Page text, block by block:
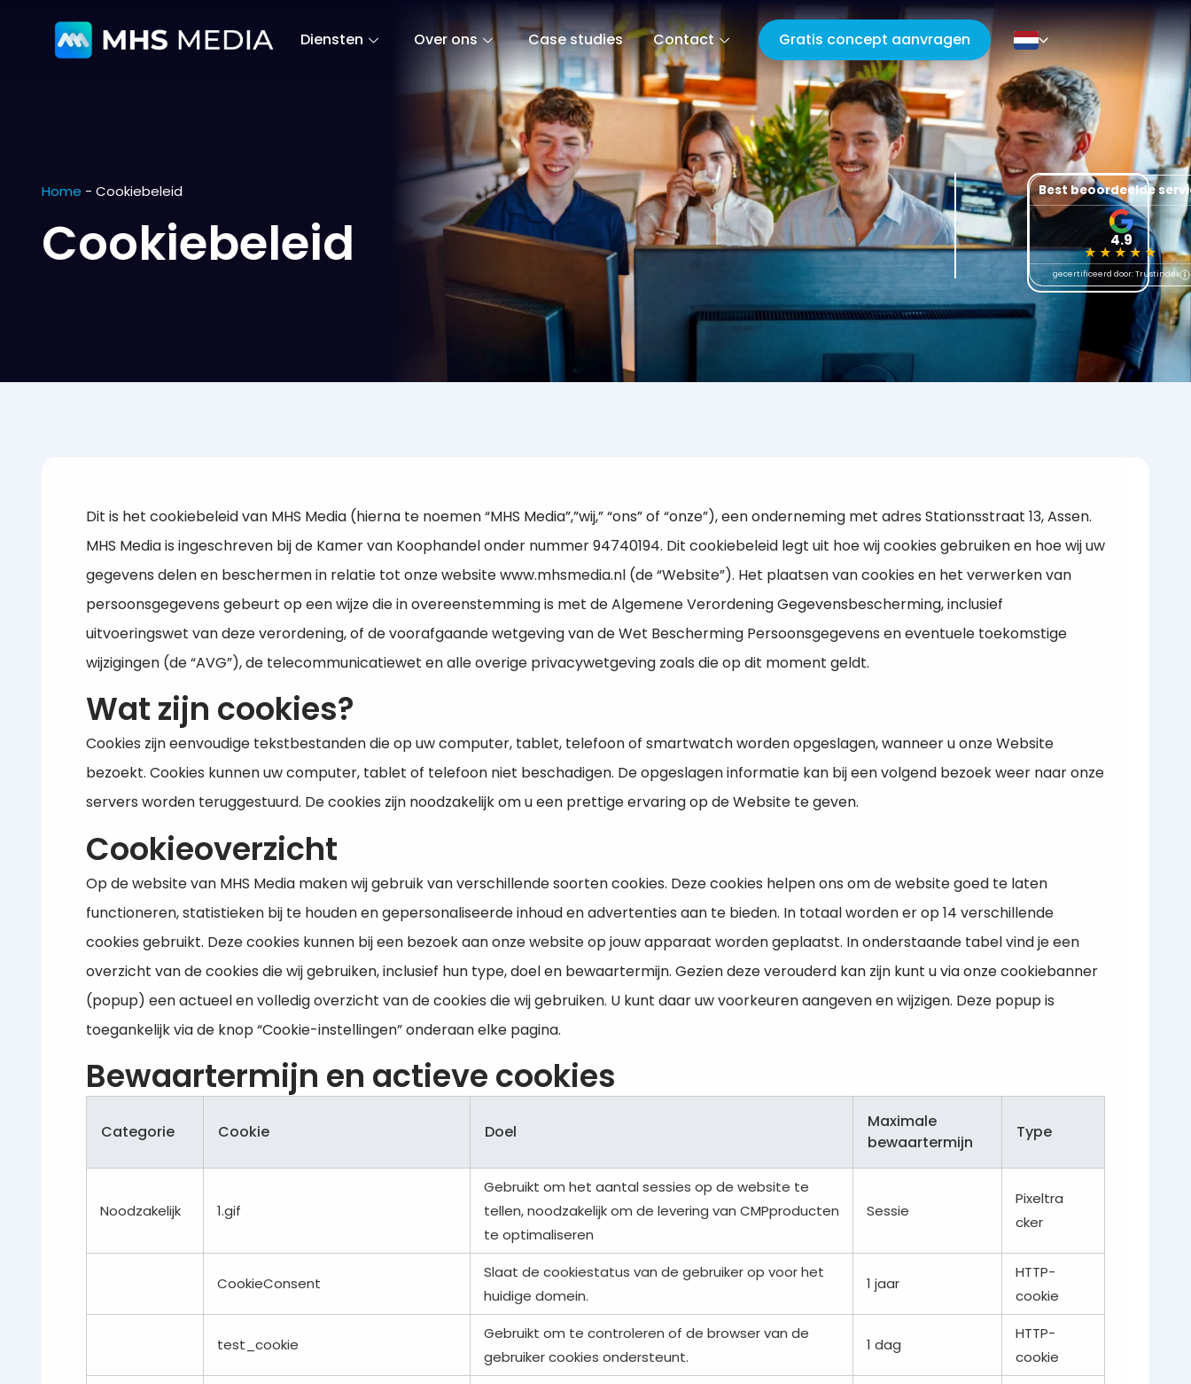
Diensten Over ons Case studies Contact Gratis concept aanvragen
Home - Cookiebeleid
Cookiebeleid ★★★★★
4.9
Best beoordeelde
gecertificeerd door: Trustindex
Dit is het cookiebeleid van MHS Media (hierna te noemen “MHS Media”,”wij,” “ons” of “onze”), een onderneming met adres Stationsstraat 13, Assen.
MHS Media is ingeschreven bij de Kamer van Koophandel onder nummer 94740194. Dit cookiebeleid legt uit hoe wij cookies gebruiken en hoe wij uw
gegevens delen en beschermen in relatie tot onze website www.mhsmedia.nl (de “Website”). Het plaatsen van cookies en het verwerken van
persoonsgegevens gebeurt op een wijze die in overeenstemming is met de Algemene Verordening Gegevensbescherming, inclusief
uitvoeringswet van deze verordening, of de voorafgaande wetgeving van de Wet Bescherming Persoonsgegevens en eventuele toekomstige
wijzigingen (de “AVG”), de telecommunicatiewet en alle overige privacywetgeving zoals die op dit moment geldt.
Wat zijn cookies?
Cookies zijn eenvoudige tekstbestanden die op uw computer, tablet, telefoon of smartwatch worden opgeslagen, wanneer u onze Website
bezoekt. Cookies kunnen uw computer, tablet of telefoon niet beschadigen. De opgeslagen informatie kan bij een volgend bezoek weer naar onze
servers worden teruggestuurd. De cookies zijn noodzakelijk om u een prettige ervaring op de Website te geven.
Cookieoverzicht
Op de website van MHS Media maken wij gebruik van verschillende soorten cookies. Deze cookies helpen ons om de website goed te laten
functioneren, statistieken bij te houden en gepersonaliseerde inhoud en advertenties aan te bieden. In totaal worden er op 14 verschillende
cookies gebruikt. Deze cookies kunnen bij een bezoek aan onze website op jouw apparaat worden geplaatst. In onderstaande tabel vind je een
overzicht van de cookies die wij gebruiken, inclusief hun type, doel en bewaartermijn. Gezien deze verouderd kan zijn kunt u via onze cookiebanner
(popup) een actueel en volledig overzicht van de cookies die wij gebruiken. U kunt daar uw voorkeuren aangeven en wijzigen. Deze popup is
toegankelijk via de knop “Cookie-instellingen” onderaan elke pagina.
Bewaartermijn en actieve cookies
Categorie Cookie Doel
Maximale
bewaartermijn
Type
Noodzakelijk 1.gif
Gebruikt om het aantal sessies op de website te
tellen, noodzakelijk om de levering van CMPproducten
te optimaliseren
Sessie
Pixeltra
cker
CookieConsent
Slaat de cookiestatus van de gebruiker op voor het
huidige domein.
1 jaar
HTTP-
cookie
test_cookie
Gebruikt om te controleren of de browser van de
gebruiker cookies ondersteunt.
1 dag
HTTP-
cookie